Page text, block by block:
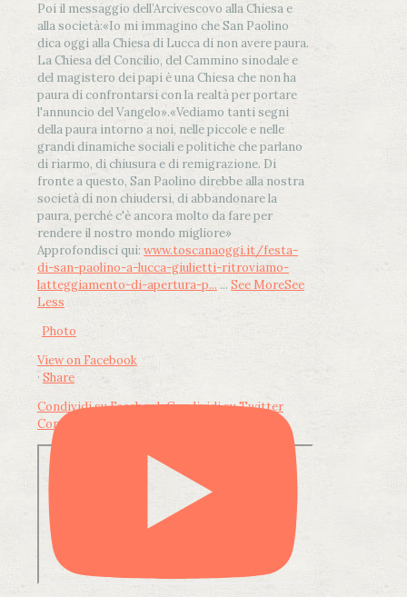
Poi il messaggio dell’Arcivescovo alla Chiesa e
alla società:«Io mi immagino che San Paolino
dica oggi alla Chiesa di Lucca di non avere paura.
La Chiesa del Concilio, del Cammino sinodale e
del magistero dei papi è una Chiesa che non ha
paura di confrontarsi con la realtà per portare
l'annuncio del Vangelo».«Vediamo tanti segni
della paura intorno a noi, nelle piccole e nelle
grandi dinamiche sociali e politiche che parlano
di riarmo, di chiusura e di remigrazione. Di
fronte a questo, San Paolino direbbe alla nostra
società di non chiudersi, di abbandonare la
paura, perché c'è ancora molto da fare per
rendere il nostro mondo migliore»
Approfondisci qui: www.toscanaoggi.it/festa-
di-san-paolino-a-lucca-giulietti-ritroviamo-
latteggiamento-di-apertura-p... ... See MoreSee
Less
Photo
View on Facebook
· Share
Condividi su FacebookCondividi su Twitter
Condividi su LinkedIn